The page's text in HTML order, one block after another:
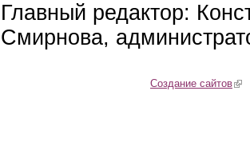
Главный редактор:
Смирнова,
Создание сайтов